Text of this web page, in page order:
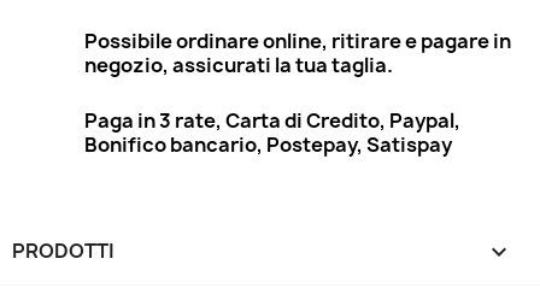
Possibile ordinare online, ritirare e pagare in
negozio, assicurati la tua taglia.
Paga in 3 rate, Carta di Credito, Paypal,
Bonifico bancario, Postepay, Satispay
PRODOTTI 